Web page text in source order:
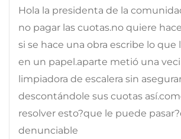
Hola la presidenta de la
no pagar las cuotas.no quiere
si se hace una obra escribe lo que
en un papel.aparte metió una
limpiadora de escalera sin
descontándole sus cuotas
resolver esto?que le puede
denunciable